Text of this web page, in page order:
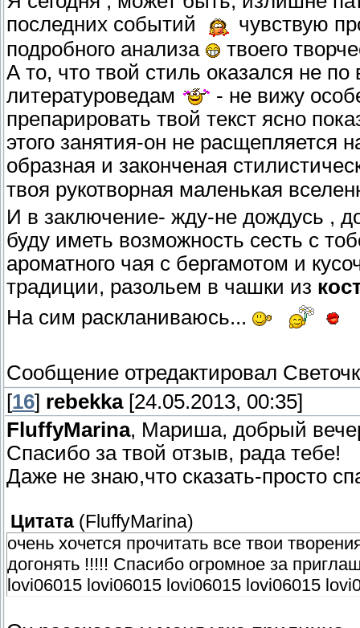
последних событий
чувствую
подробного анализа
твоего
А то, что твой стиль оказался не
литературоведам
- не вижу
препарировать твой текст ясно
этого занятия-он не
образная и законченая
твоя рукотворная маленькая
И в заключение- жду-не дождусь ,
буду иметь возможность сесть с
ароматного чая с бергамотом и
традиции, разольем в чашки из
На сим раскланиваюсь...
Сообщение отредактировал
[16] rebekka[24.05.2013, 00:35]
FluffyMarina, Мариша, добрый
Спасибо за твой отзыв, рада тебе!
Даже не знаю,что сказать-просто
Цитата ( FluffyMarina)
очень хочется прочитать все твои
догонять !!!!! Спасибо огромное за
lovi06015 lovi06015 lovi06015 lovi06015